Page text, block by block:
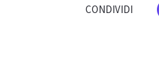
CONDIVIDI